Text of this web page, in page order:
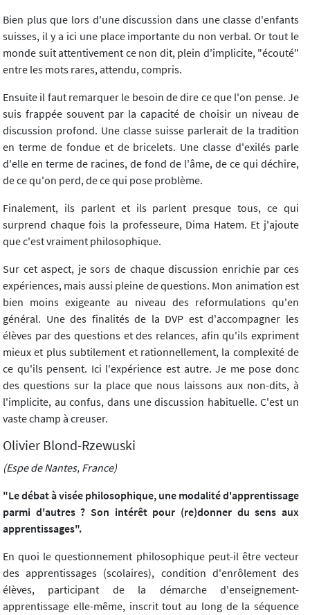
Bien plus que lors d'une discussion dans une classe d'enfants
suisses, il y a ici une place importante du non verbal. Or tout le
monde suit attentivement ce non dit, plein d'implicite, "écouté"
entre les mots rares, attendu, compris.
Ensuite il faut remarquer le besoin de dire ce que l'on pense. Je
suis frappée souvent par la capacité de choisir un niveau de
discussion profond. Une classe suisse parlerait de la tradition
en terme de fondue et de bricelets. Une classe d'exilés parle
d'elle en terme de racines, de fond de l'âme, de ce qui déchire,
de ce qu'on perd, de ce qui pose problème.
Finalement, ils parlent et ils parlent presque tous, ce qui
surprend chaque fois la professeure, Dima Hatem. Et j'ajoute
que c'est vraiment philosophique.
Sur cet aspect, je sors de chaque discussion enrichie par ces
expériences, mais aussi pleine de questions. Mon animation est
bien moins exigeante au niveau des reformulations qu'en
général. Une des finalités de la DVP est d'accompagner les
élèves par des questions et des relances, afin qu'ils expriment
mieux et plus subtilement et rationnellement, la complexité de
ce qu'ils pensent. Ici l'expérience est autre. Je me pose donc
des questions sur la place que nous laissons aux non-dits, à
l'implicite, au confus, dans une discussion habituelle. C'est un
vaste champ à creuser.
Olivier Blond-Rzewuski
(Espe de Nantes, France)
"Le débat à visée philosophique, une modalité d'apprentissage
parmi d'autres ? Son intérêt pour (re)donner du sens aux
apprentissages".
En quoi le questionnement philosophique peut-il être vecteur
des apprentissages (scolaires), condition d'enrôlement des
élèves, participant de la démarche d'enseignement-
apprentissage elle-même, inscrit tout au long de la séquence